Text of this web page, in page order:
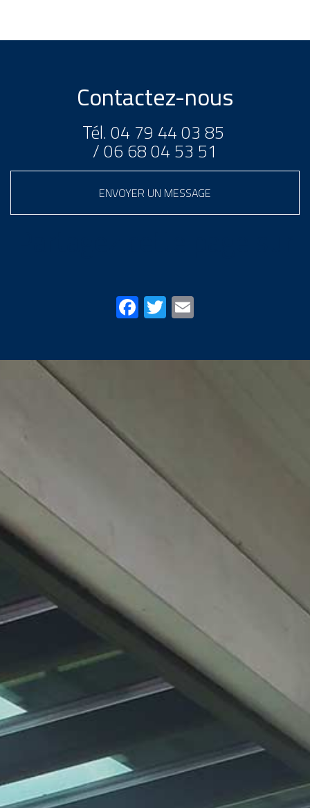
vérandas dans bureaux à La à Chambéry
Contactez-nous
Tél.04 79 44 03 85
/06 68 04 53 51
ENVOYER UN MESSAGE
Facebook
Twitter